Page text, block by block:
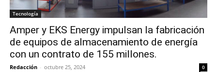
Tecnología
Amper y EKS Energy impulsan la fabricación
de equipos de almacenamiento de energía
con un contrato de 155 millones.
Redacción - octubre 25, 2024 0